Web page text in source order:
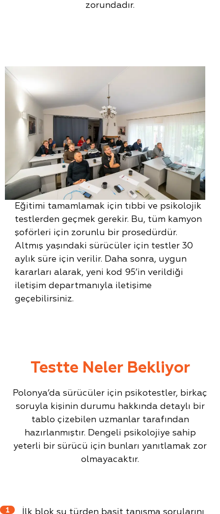
zorundadır.
Eğitimi tamamlamak için tıbbi ve psikolojik
testlerden geçmek gerekir. Bu, tüm kamyon
şoförleri için zorunlu bir prosedürdür.
Altmış yaşındaki sürücüler için testler 30
aylık süre için verilir. Daha sonra, uygun
kararları alarak, yeni kod 95’in verildiği
iletişim departmanıyla iletişime
geçebilirsiniz.
Testte Neler Bekliyor
Polonya’da sürücüler için psikotestler, birkaç
soruyla kişinin durumu hakkında detaylı bir
tablo çizebilen uzmanlar tarafından
hazırlanmıştır. Dengeli psikolojiye sahip
yeterli bir sürücü için bunları yanıtlamak zor
olmayacaktır.
1 İlk blok şu türden basit tanışma sorularını